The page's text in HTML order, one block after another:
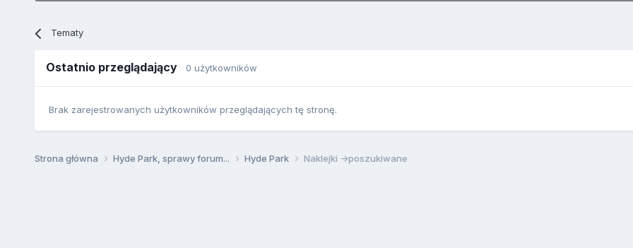
Tematy
Ostatnio przeglądający 0 użytkowników
Brak zarejestrowanych użytkowników przeglądających tę stronę.
Strona główna Hyde Park, sprawy forum... Hyde Park Naklejki ->poszukiwane